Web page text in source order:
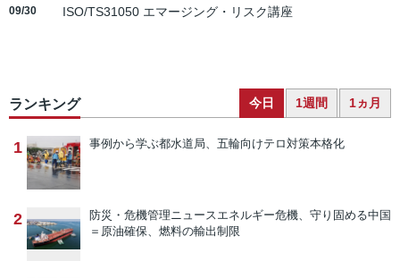
09/30 ISO/TS31050 エマージング・リスク講座
ランキング 今日 1週間 1ヵ月
1 事例から学ぶ都水道局、五輪向けテロ対策本格化
2 防災・危機管理ニュースエネルギー危機、守り固める中国
＝原油確保、燃料の輸出制限